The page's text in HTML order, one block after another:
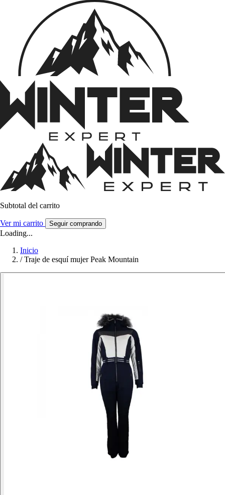
Subtotal del carrito
Ver mi carrito Seguir comprando
Loading...
Inicio
/ Traje de esquí mujer Peak Mountain